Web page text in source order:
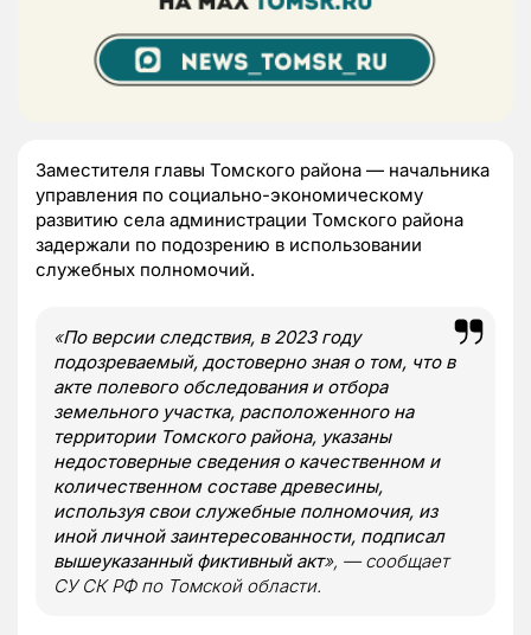
Заместителя главы Томского района — начальника
управления по социально-экономическому
развитию села администрации Томского района
задержали по подозрению в использовании
служебных полномочий.
«По версии следствия, в 2023 году
подозреваемый, достоверно зная о том, что в
акте полевого обследования и отбора
земельного участка, расположенного на
территории Томского района, указаны
недостоверные сведения о качественном и
количественном составе древесины,
используя свои служебные полномочия, из
иной личной заинтересованности, подписал
вышеуказанный фиктивный акт», — сообщает
СУ СК РФ по Томской области.